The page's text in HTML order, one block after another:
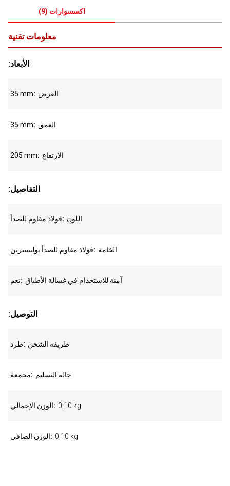
اكسسوارات (
9
)
معلومات تقنية
:الأبعاد
35 mm العرض
35 mm العمق
205 mm الارتفاع
:التفاصيل
فولاذ مقاوم للصدأ اللون
فولاذ مقاوم للصدأ بوليسترين الخامة
نعم آمنة للاستخدام في غسالة الأطباق
:التوصيل
طرد طريقة الشحن
مجمعة حالة التسليم
الوزن الإجمالي 0,10 kg
الوزن الصافي 0,10 kg